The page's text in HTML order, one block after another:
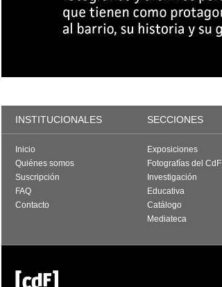
INSTITUCIONALES SECCIONES
Inicio
Quiénes somos
Suscripción
FAQ
Contacto
Exposiciones
Fotografías del CdF
Investigación
Educativa
Catálogo
Mediateca